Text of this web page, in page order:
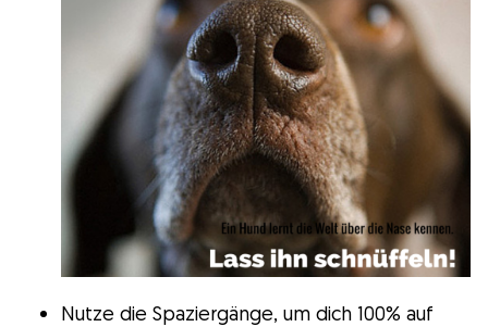
Nutze die Spaziergänge, um dich 100% auf